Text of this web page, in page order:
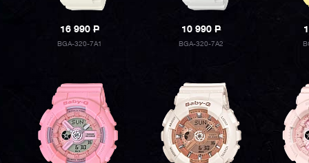
16 990P
BGA-320-7A1
10 990P
BGA-320-7A2